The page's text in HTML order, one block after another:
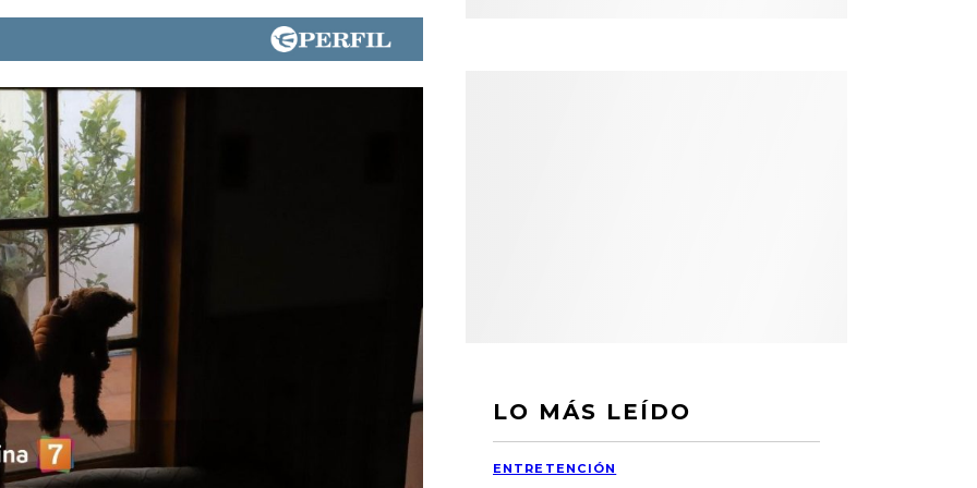
LO MÁS LEÍDO
ENTRETENCIÓN